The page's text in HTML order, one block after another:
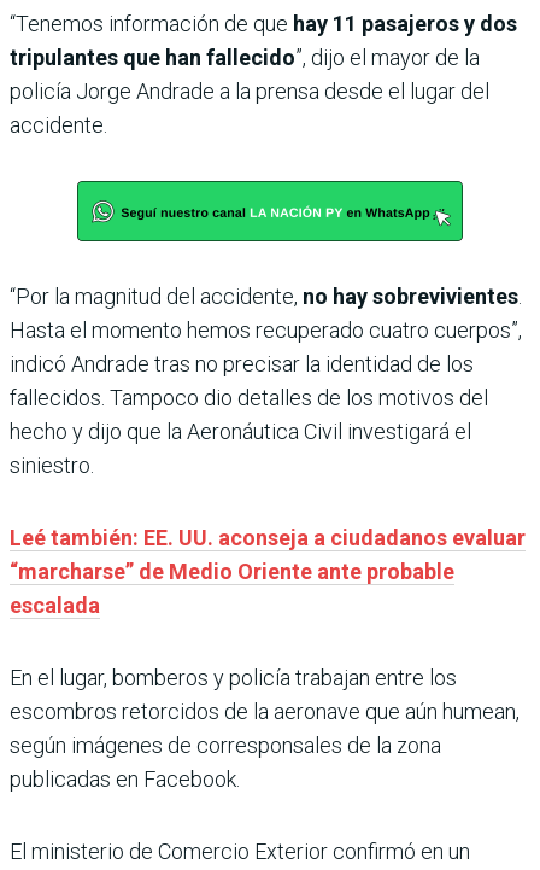
“Tenemos información de que hay 11 pasajeros y dos
tripulantes que han fallecido”, dijo el mayor de la
policía Jorge Andrade a la prensa desde el lugar del
accidente.
“Por la magnitud del accidente, no hay sobrevivientes
Hasta el momento hemos recuperado cuatro cuerpos”,
indicó Andrade tras no precisar la identidad de los
fallecidos. Tampoco dio detalles de los motivos del
hecho y dijo que la Aeronáutica Civil investigará el
siniestro.
Leé también: EE. UU. aconseja a ciudadanos evaluar
“marcharse” de Medio Oriente ante probable
escalada
En el lugar, bomberos y policía trabajan entre los
escombros retorcidos de la aeronave que aún humean,
según imágenes de corresponsales de la zona
publicadas en Facebook.
El ministerio de Comercio Exterior confirmó en un